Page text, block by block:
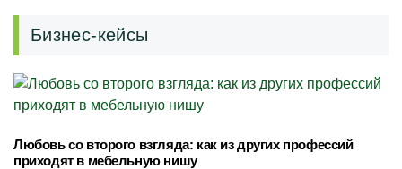
Бизнес-кейсы
Любовь со второго взгляда: как из других профессий
приходят в мебельную нишу